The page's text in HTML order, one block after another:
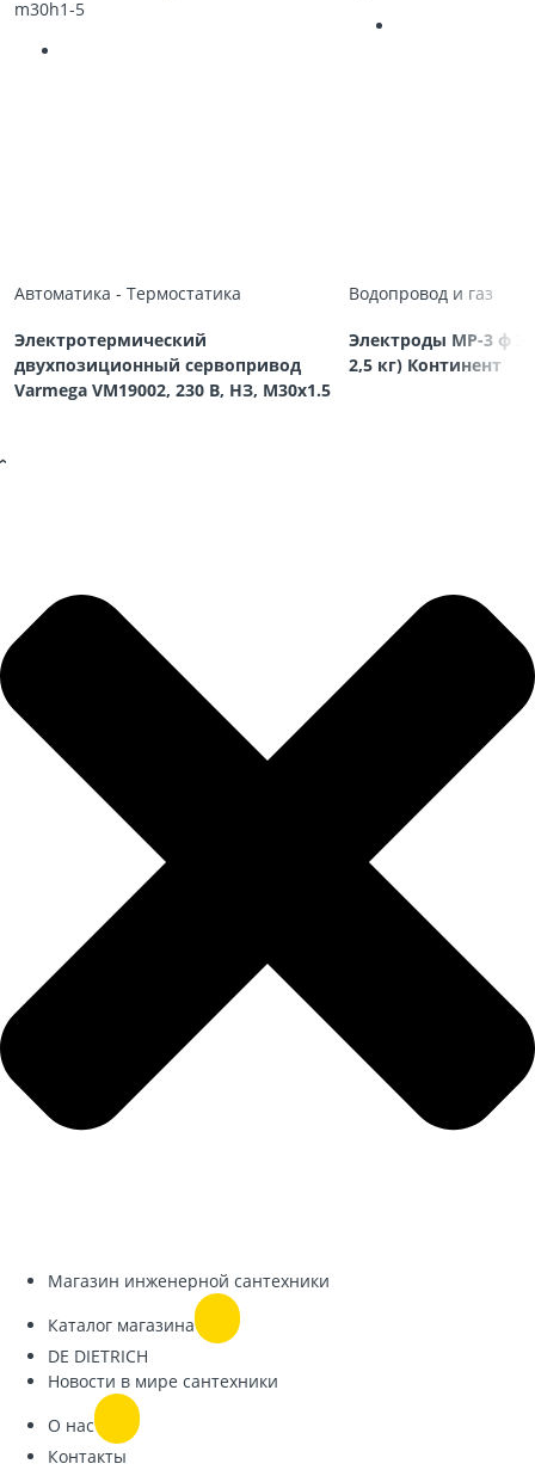
Автоматика - Термостатика
Электротермический
двухпозиционный сервопривод
Varmega VM19002, 230 В, НЗ, M30х1.5
Водопровод и газ
Электроды МР-3 ф
2,5 кг) Континент
Магазин инженерной сантехники
Каталог магазина
DE DIETRICH
Новости в мире сантехники
О нас
Контакты